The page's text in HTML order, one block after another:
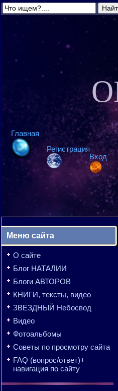
Главная
Регистрация
Вход
Меню сайта
О сайте
Блог НАТАЛИИ
Блоги АВТОРОВ
КНИГИ, тексты, видео
ЗВЕЗДНЫЙ Небосвод
Видео
Фотоальбомы
Советы по просмотру сайта
FAQ (вопрос/ответ)+
навигация по сайту